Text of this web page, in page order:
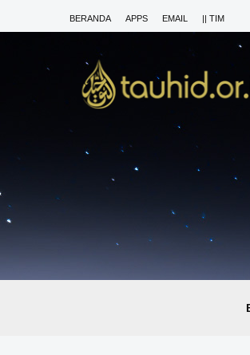
BERANDA APPS EMAIL || TIM